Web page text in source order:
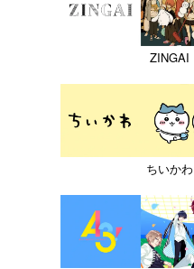
ZINGAI
ちいかわ